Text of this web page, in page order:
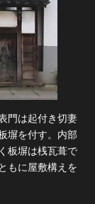
門は起付き切妻
塀を付す。内部
板塀は桟瓦葺で
もに屋敷構えを